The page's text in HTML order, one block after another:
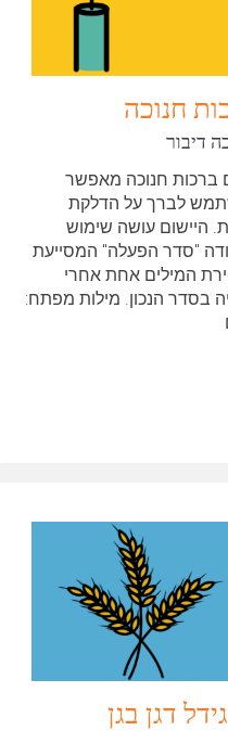
חנוכה
דיבור
ברכות חנוכה מאפשר
לברך על הדלקת
היישום עושה שימוש
"סדר הפעלה" המסייעת
המילים אחת אחרי
בסדר הנכון. מילות מפתח:
דגן בגן